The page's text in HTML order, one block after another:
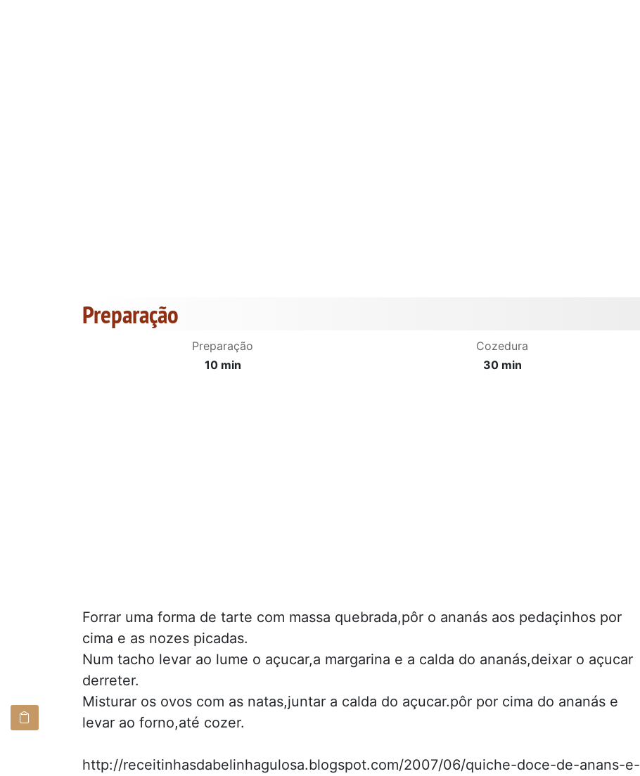
Preparação
Preparação
10 min
Cozedura
30 min
Forrar uma forma de tarte com massa quebrada,pôr o ananás aos pedaçinhos por
cima e as nozes picadas.
Num tacho levar ao lume o açucar,a margarina e a calda do ananás,deixar o açucar
derreter.
Misturar os ovos com as natas,juntar a calda do açucar.pôr por cima do ananás e
levar ao forno,até cozer.
http://receitinhasdabelinhagulosa.blogspot.com/2007/06/quiche-doce-de-anans-e-